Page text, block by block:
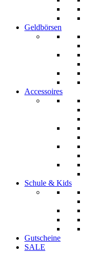
Geldbörsen
Accessoires
Schule & Kids
Gutscheine
SALE